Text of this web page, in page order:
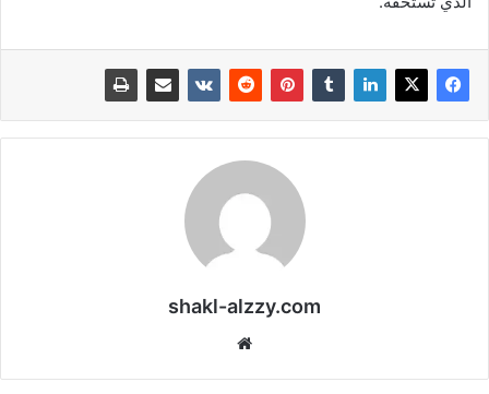
shakl-alzzy.com